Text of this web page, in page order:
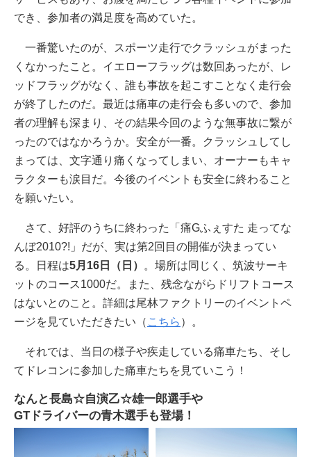
でき、参加者の満足度を高めていた。
一番驚いたのが、スポーツ走行でクラッシュがまった
くなかったこと。イエローフラッグは数回あったが、レ
ッドフラッグがなく、誰も事故を起こすことなく走行会
が終了したのだ。最近は痛車の走行会も多いので、参加
者の理解も深まり、その結果今回のような無事故に繋が
ったのではなかろうか。安全が一番。クラッシュしてし
まっては、文字通り痛くなってしまい、オーナーもキャ
ラクターも涙目だ。今後のイベントも安全に終わること
を願いたい。
さて、好評のうちに終わった「痛Gふぇすた 走ってな
んぼ2010?!」だが、実は第2回目の開催が決まってい
る。日程は5月16日（日）
。場所は同じく、筑波サーキ
ットのコース1000だ。また、残念ながらドリフトコース
はないとのこと。詳細は尾林ファクトリーのイベントペ
ージを見ていただきたい（ こちら ）。
それでは、当日の様子や疾走している痛車たち、そし
てドレコンに参加した痛車たちを見ていこう！
なんと長島☆自演乙☆雄一郎選手や
GTドライバーの青木選手も登場！